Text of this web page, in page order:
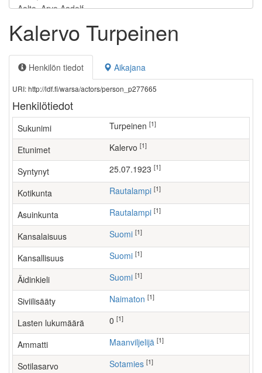
Kalervo Turpeinen
Henkilön tiedot Aikajana
URI: http://ldf.fi/warsa/actors/person_p277665
Henkilötiedot
Sukunimi Turpeinen [1]
Etunimet Kalervo [1]
Syntynyt 25.07.1923 [1]
Kotikunta Rautalampi [1]
Asuinkunta Rautalampi [1]
Kansalaisuus Suomi [1]
Kansallisuus Suomi [1]
Äidinkieli Suomi [1]
Siviilisääty Naimaton [1]
Lasten lukumäärä [1]
Ammatti maanviljelijä [1]
Sotilasarvo Sotamies [1]